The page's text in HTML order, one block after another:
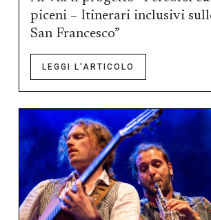
piceni – Itinerari inclusivi
San Francesco”
LEGGI L'ARTICOLO